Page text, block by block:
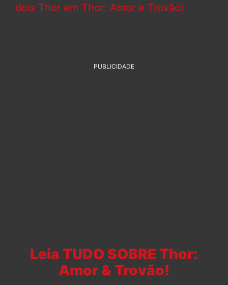
dois Thor em Thor: Amor e Trovão!
PUBLICIDADE
Leia TUDO SOBRE Thor:
Amor & Trovão!